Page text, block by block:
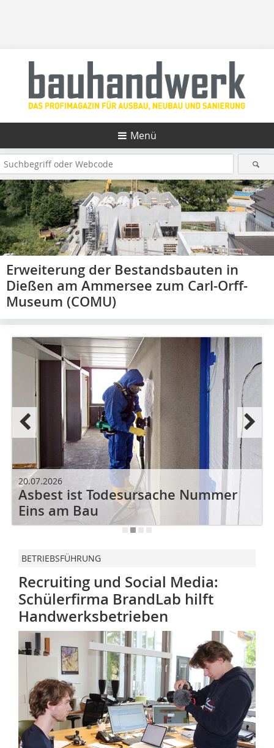
Menü
Erweiterung der Bestandsbauten in
Dießen am Ammersee zum Carl-Orff-
Museum (COMU)
20.07.2026
Asbest ist Todesursache Nummer
Eins am Bau
BETRIEBSFÜHRUNG
Recruiting und Social Media:
Schülerfirma BrandLab hilft
Handwerksbetrieben